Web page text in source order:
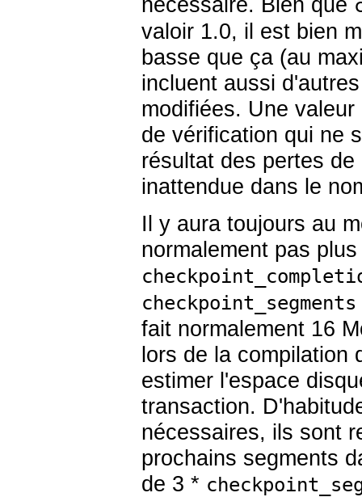
nécessaire. Bien que
valoir 1.0, il est bien
basse que ça (au
incluent aussi
modifiées. Une
de vérification qui ne
résultat des pertes
inattendue dans le
Il y aura toujours au
normalement pas
checkpoint_segments
fait normalement 16
lors de la compilation
estimer l'espace
transaction.
nécessaires, ils sont
prochains segments
de 3 *